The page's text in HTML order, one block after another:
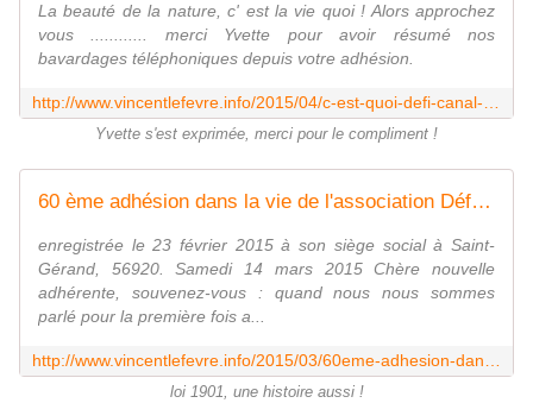
La beauté de la nature, c' est la vie quoi ! Alors approchez
vous ............ merci Yvette pour avoir résumé nos
bavardages téléphoniques depuis votre adhésion.
Yvette s'est exprimée, merci pour le compliment !
60 ème adhésion dans la vie de l'association Défi Canal, son histoire ! - Le blog de Vincent Lefèvre
enregistrée le 23 février 2015 à son siège social à Saint-
Gérand, 56920. Samedi 14 mars 2015 Chère nouvelle
adhérente, souvenez-vous : quand nous nous sommes
parlé pour la première fois a...
loi 1901, une histoire aussi !